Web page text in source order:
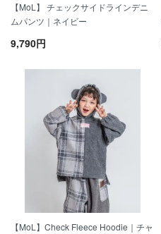
【MoL】 チェックサイドラインデニ
ムパンツ｜ネイビー
9,790円
【MoL】Check Fleece Hoodie｜チャ